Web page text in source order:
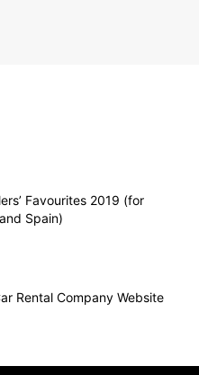
Favourites 2019 (for
Spain)
Rental Company Website